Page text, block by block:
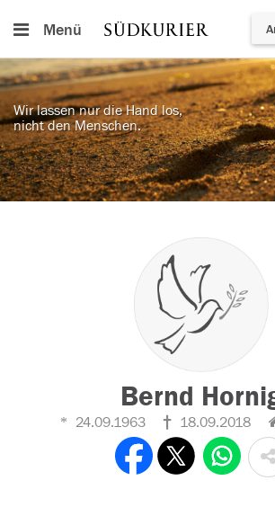
Menü
Wir lassen nur die Hand los,
nicht den Menschen.
Bernd
24.09.1963 18.09.2018